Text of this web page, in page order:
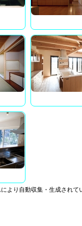
より自動収集・生成されて